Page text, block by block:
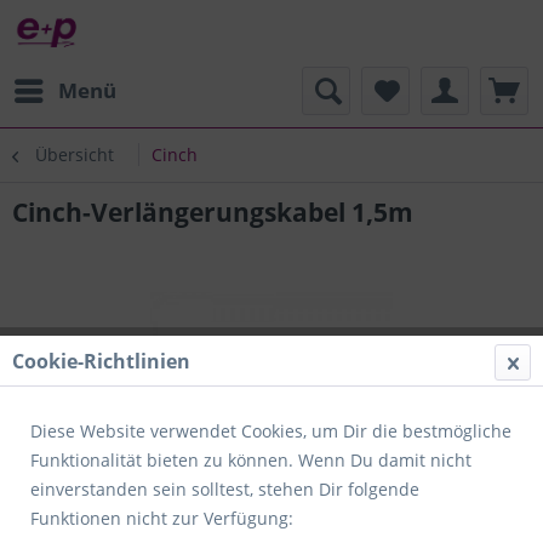
Menü
Übersicht Cinch
Cinch-Verlängerungskabel 1,5m
Cookie-Richtlinien
Diese Website verwendet Cookies, um Dir die bestmögliche
Funktionalität bieten zu können. Wenn Du damit nicht
einverstanden sein solltest, stehen Dir folgende
Funktionen nicht zur Verfügung: